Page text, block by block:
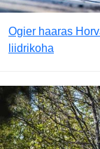
Ogier haaras
liidrikoha